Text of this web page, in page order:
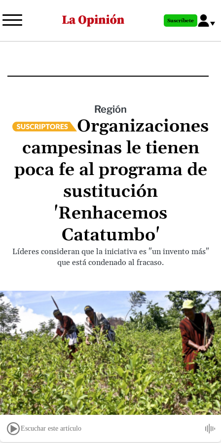
al
principal
Suscríbete
Región
Organizaciones
campesinas le tienen
poca fe al programa de
sustitución
'Renhacemos
Catatumbo'
Líderes consideran que la iniciativa es "un invento más"
que está condenado al fracaso.
Escuchar este artículo